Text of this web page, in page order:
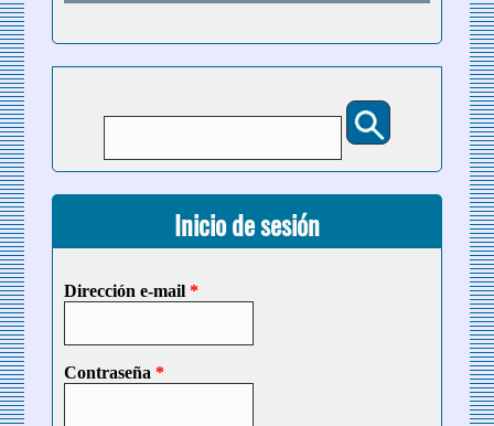
Inicio de sesión
Dirección e-mail *
Contraseña *